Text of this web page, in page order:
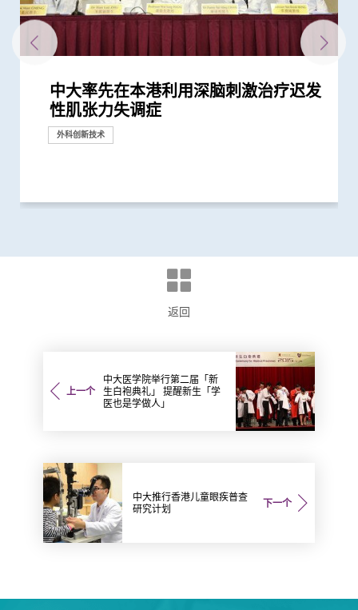
中大率先在本港利用深脑刺激治疗迟发
性肌张力失调症
外科创新技术
中大医学院与海外外科专家联合建议
新冠患者将手术延后七星期以减低死亡
风险
中大为5,000港人免费验脑 开展人口
基础研究追踪本港脑健康状况
研究
中大成立「张金菱治疗柏金逊综合症研
究中心」 跨学科研崭新方法 减慢柏金
逊病程
中大成功应用混合手术室「经气管微波
消融术」无创治肺癌成亚太首例
外科创新技术
中大全球首个「快速眼动睡眠行为障
碍」家庭研究 揭柏金逊病家族遗传倾
向高达6倍 追踪初期症状如便秘 可提...
中大与世界顶尖学府加强跨学科医疗机
械人研究合作 重塑医学诊断和治疗的
未来发展
中大完成全球首个多专科单孔微创机械
人手术临床研究 证新技术有效深入以
往难达位置进行精准治疗
中大利用「混合手术室」结合「电磁导
航支气管镜」技术 实时影像追踪及抽
取微细病变组织 能诊治少至2毫米...
中大为本港老化人口制订标准化认知测
试 及早辨识认知障碍症患者
临床服务
中大开展全球首个以「视网膜影像」筛
查华人阿兹海默症研究
研究
中大研究发现心房颤动引致中风个案15
年间上升3倍 宜及早服用抗凝血药预防
中风
中大教授成为全球首位华人获颁「世界
中风组织主席中风贡献奖」 全球首创
「脉磁激法」助中风患者复修脑部功...
中大成立周佩芳认知障碍预防研究中心
设立一站式简易网站提供认知障碍症资
讯
中大全球首项研究确认新大肠癌高风险
群组
研究
中大成立全球首个华人「早发性认知障
碍症」研究登记册
研究
中大与全球30多国专家合作研究 发现
小中风新药物疗法
研究
中大与多国中风专家领导一项全球研究
发现及早评估与治疗「小中风」可降低
七成中风风险
中大筛查发现每三名社区长者就有一人
患脑小血管病 藉世界中风日呼吁及早
预防
中大倡议新药物治疗标准逆转脑血管硬
化
研究
中大与养和医院携手研究 发现抑郁症
患者出现睡眠行为障碍或是脑退化先兆
研究
中大医学院成功植入「脉冲产生器」医
治胃酸倒流
外科创新技术
中大与理大携手在威院推行24小时远程
中风溶栓治疗服务
临床服务
中大公布小中风的最新药物治疗方法
研究
大肠癌将成为香港头号癌症 中大引入
大肠胶囊内视镜助预防大肠癌
外科创新技术
中大及港大研究团队携手成功发现脑痫
新基因标记
研究
中大医学院联同内地团队创立全球首个
统一食道癌分型系统 开发人工智能工
具「imECMS」助普及食道癌精准治疗
中大研发经动脉碘栓塞化疗无水新药物
配方治疗肝细胞癌 无恶化存活期显著
延长一倍
「赛马会年轻糖尿支援计划」为逾900
糖尿病年青患者提供连续血糖监测仪
数据显示有效管控血糖 大幅降低严...
与牛津大学十年研究合作 中大开发首
个华人糖尿预后预测模型
研究
中大证实美沙酮於心脏手术后止痛效果
远胜吗啡 急性疼痛减轻六成 鸦片
类药物依赖性降低近七成
中大率先在港引入前列腺癌多模式局部
定位治疗 大幅降低手术及住院时间、
创伤和后遗症
中大医学院长达近20年追踪研究 揭示
妊娠糖尿及怀孕期血糖上升对孕妇及子
女的长期健康风险
怀未足月孖胎孕妇急性主动脉撕裂 情
况极罕见危急 中大威院跨专科团队成
功为孕妇紧急修复主动脉保三命
中大研发磁控螺旋微导管助精准、安全
及快速治疗中远端脑血管栓塞
研究
中大成功利用自家研发的腹腔镜机械人
完成横跨欧亚三地20,000公里遥距手术
彰显香港突破地域界限 汇聚国际知名...
中大研究发现2型糖尿病对香港生产力
及经济造成重大损失 年轻群组影响尤
为严重
中大银屑病关节炎研究重要突破 成功
修复受损关节骨头 亦可保护关节结构
预防变形恶化
中大发现调整生活方式的介入治疗方案
可减轻近七成爱滋病病毒感染者的代谢
性脂肪肝病情
中大医学院创建亚洲首个膀胱癌类器官
生物库 实现「先试后治」精准医疗
研究
中大利用肠道微生物辨别慢性肠道疾病
研究
中大威院成功以单一导管同时修补二尖
瓣及三尖瓣 治疗严重心瓣倒流新突破
研究
中大利用大数据成功开发机器学习模型
精准预测老年糖尿病患者未来一年罹患
严重低血糖的风险
中大与港大共同开发互动式多阶段机器
人定位器 以术中磁力共振引导 用於立
体定位神经外科手术
中大医学院证实以AI辅助大肠内窥镜检
查 腺瘤检测率增加四成 并成功训练AI
辅助早期消化道癌症治疗
中大医学院证实内窥镜胃肠绕道术治疗
恶性胃出口阻塞 成效更高、住院时间
更短
中大医学院与奥林巴斯签署合作备忘录
共建「临床前及临床研究中心」 发展
内镜及腹腔镜创新科技
中大研究显示类风湿关节炎患者日服5
毫克皮质类固醇 出现心血管疾病的风
险增一倍
中大医学院证实新超声波内窥镜引流术
治疗恶性胆管阻塞 成功率较常规治疗
更高 治疗时间亦更短
中大研究发现房颤病人若中风后随意更
换抗凝血药或加剧复发风险
研究
新冠疫苗复必泰及科兴引发之「T细胞
反应」可有效预防不同新冠病毒变异株
引起的严重疾病
中大发现新基因标记可预测糖尿病人患
冠心病风险 凸显糖尿病精准治疗的潜
力
中大研究证实新冠口服药有效降低院舍
长者五成入院风险及防止病情恶化
研究
中大研究证搭桥手术后妥善管理血脂水
平 对减低长远心脏并发症风险至关重
要
中大新技术有效评估艾滋病病毒感染者
的心脏病风险
研究
中大完成全球首例机械人辅助支气管镜
微波消融术治疗肺转移
外科创新技术
中大发现年轻糖尿病前期患者患糖尿病
的终生风险高达90% 心血管疾病风险增
近70%
中大研究显示持续服用RASi类药物可以
降低 2型糖尿病晚期肾病患者出现心肾
并发症的风险
中大领导国际团队成功研发全球首个人
工智能系统 只需「眼底相」即可准确
侦测阿兹海默症
中大医学院成功利用新混合人造血管支
架 完成亚洲首个一站式多部位胸腔主
动脉手术
中大全球首证血糖波动不稳的肥胖型糖
尿病患者有较高患癌风险 并证实接受
一类常用降血压药物的糖尿病患者患...
港大及中大医学院联合研究发现已接种
疫苗人士 在感染新型冠状病毒变异株
Omicron后能对不同的新冠病毒变异...
中大医学院领导国际研究显示 成人1 型
糖尿病的新症发病率较传统预期高
研究
中大领导亚洲多地专家进行研究显示
「机械人辅助根治性全膀胱切除连体内
尿路重建手术」减出血量及加快术后...
中大及浸大推出「精胺风险评分」诊断
前列腺癌
研究
中大发现能预测「前列腺动脉栓塞术」
成效的指标 可避免良性前列腺肥大患
者术后出现副作用
四成港人肠道微生态失衡情况与新冠患
者类似 中大研发「微生态免疫力配
方」证有效促进新冠患者康复 有望提...
中大医学院联同全球糖尿病知名专家合
作四年 为《刺针》制定糖尿病多元综
合策略
中大医学院研究显示吸烟为全球膀胱癌
主因 联同多国专家制订「经尿道膀胱
肿瘤整块切除术」的临床指引
中大研究显示糖尿病死亡率及并发症发
生率正下降 唯年轻糖尿病患者情况未
见改善
中大成功完成全球首宗利用内镜手术机
械人进行内镜黏膜下剥离术治大肠癌
外科创新技术
本港新冠肺炎死亡个案绝大部分为60岁
或以上 中大率领国际专家共同制定策
略 照顾长者及认知障碍症患者
中大研究显示新冠肺炎患者常见有肝脏
受损问题 建议监测患者肝功能 及早发
现病情恶化
中大医学院与阿斯利康首度合作糖尿病
肾病研究 制订全球应对糖尿病肾病新
策略
患有多囊卵巢综合症华人女性的糖尿病
风险是非患病人士的4倍
研究
多元化预防衰老活动有助减低衰老状况
逾8成「前期衰老」长者逆转为「非衰
老」
中大发现严重睡眠窒息症未经治疗患者
手术后较易出现心血管问题 吁手术前
进行睡眠窒息症评估以减风险
中大研究证实低剂量三环抗抑郁药有助
改善难治性胃功能失调
研究
中大研究发现每6位糖尿病患者有1位出
现肾功能急剧下降
研究
中大研究警示怀孕妇女注意体重增幅
研究
中大研究证实银屑病关节炎患者炎症综
合指数持续达标 能降低罹患心血管疾
病风险
中大研究揭示全球大肠癌发病率有年轻
化趋势
研究
中大研究发现非酒精性脂肪肝诱发肝癌
的关键致癌基因
研究
中大研究证「消融化疗栓塞术」有效延
长肝癌患者无恶化存活期两倍
研究
港韩瑞三地学者联手研顶尖医学科技
创新纳米技术治疗消化道及心血管疾病
国际合作
中大研究揭乙肝康复者仍存罹患肝癌风
险
研究
中大公布世界首个全球「炎症性肠病」
於本世纪发病率及流行率系统性回顾研
究 发现本港发病率於过去30年急升...
中大研究证实家居诊治睡眠窒息症成效
满意 可处理半数公立医院成人个案 大
幅缩减八成轮候时间
中大公布全球首个幽门螺旋菌流行病学
大型分析 揭全球44亿人感染 亚洲包括
香港逾半人口为带菌者
中大「蔡永业脑神经科学中心」破解大
脑学习动作技能原理
研究
中大建议所有孕妇作口服葡萄糖耐量测
试 全港两成孕妇患妊娠糖尿 研究发现
其子女糖尿病风险为同龄儿童3倍
中大伙澳洲专家研究东半球炎症性肠病
获近年最大研究资助金额 势揭肠道微
生物群之谜
中大研究揭示脂肪肝问题不是肥胖人士
独有
研究
中大进行全球首项大型青少年流行病学
统计 发现滥用冰毒会引致下尿路症状
临床服务
中大研究发现每5名糖尿病患者中 1人
因脂肪肝引致严重肝纤维化或肝硬化
研究
中大港大率先应用3D打印技术于复杂
心脏手术
研究
中大就七种常见呼吸道病毒进行全港首
个流行病学分析 发现「呼吸道合胞病
毒」及「甲型流感」为两大致命病毒
中大公布亚洲首项针对肥胖「睡眠窒息
症」患者生活模式研究 证实个人化辅
导疗程有效减轻病情
中大医学院研「前列腺动脉栓塞术」治
前列腺肥大 9成病人经新法治疗后可正
常排尿
中大研究「肠道微生物移植」治疗难辨
梭菌感染 治愈率为传统抗生素治疗的3
倍
中大医学院许树昌教授于《刺针》发表
评论新沙士文章 强调医院感染控制措
施对控制疫情极为重要
中大最新研究揭示本港每年逾十万非酒
精性脂肪肝新症
研究
中大研究指朋侪关顾 可减少受情绪困
扰之糖尿患者住院百分比
研究
中大提倡结合房颤筛查及药物教育 助
长者减低中风风险
临床服务
社区衰老状况筛查 发现65岁或以上的
社区人口中 过半已踏入前期衰老
研究
中大发现糖尿患者患抑郁症风险为一般
人的两倍 倡以一分钟问卷及早评估糖
尿患者的精神健康状况
首位香港科学家晋身Eppendorf and
Science神经生物学奖三甲 中大优秀医
科生致力拆解脑神经网络之谜
头颈放射治疗增中风风险 中大证实
「颈动脉支架成型术」成效显著
研究
中大研究证实中风可诱发老人认知障碍
症 保持血管健康有助降低老人认知障
碍症病发机会
中大公布香港慢性肾病透析患者就业研
究并提倡中末期患者接受透析前的早期
教育计划
香港和澳门的炎症性肠病新增个案高踞
亚太区首三位 中大成立资料库助市民
增加认知
中大评估及治疗逾300名因吸食氯胺酮
而患有排尿功能障碍青年 最新研究证
实综合消炎治疗能显著改善病情
香港中文大学－威尔斯亲王医院心血管
混合手术室正式开幕 多功能设施有助
提升手术成效
中大制订肝癌风险评估指数 准确预测
乙肝病人的肝癌风险
研究
中文大学与上海交通大学成功发现预测
中国人糖尿病的基因标记
研究
中大率先采用三维心脏超声波以识别高
风险二尖瓣脱垂患者
研究
中大建议以舒缓性手法护理末期脑退化
症患者的吞咽困难
研究
中大证实体外反搏法有效增加缺血性中
风者的脑血流供应
研究
中大证实无创性手术能有效治疗脑动静
脉畸形
临床服务
中大促请单车使用者佩戴头盔及其他防
护措施 以减轻意外引致的脑创伤
研究
中大研究发现摄取过量盐份会导致高血
压及增加中风机会
研究
中大青少年泌尿治疗中心今天开幕
捐款
中大展开全港睡眠健康教育及改善计划
建立健康睡眠及健康校园生活
健康推广计划
亚洲病人新喜讯 中大最新临床研究
脑支架扩阔窄血管 手术成功率近九成
六 有效预防缺血性中风
中大率亚洲肾科专家倡议慢性肾病早期
诊断计划
研究
中大发现本港学童便秘与家庭及环境因
素息息相关
研究
「医工合作．完美医疗」 中大举办公
众教育活动 分享电脑辅助手术与临床
管理的丰硕成果
中大率先发现吸毒剂量对青少年膀胱功
能有负面影响
研究
中大证实为颈血管狭窄进行支架成型治
疗及 为心脏衰竭患者植入心脏肌肉收
缩调节器成效显着
中大三名学者获颁本年度裘槎基金会优
秀科研者奖
奖项及荣誉
中大公布本港严重人类猪型流感的最新
情况
研究
返回
上一个
中大医学院举行第二届「新
生白袍典礼」 提醒新生「学
医也是学做人」
下一个
中大推行香港儿童眼疾普查
研究计划